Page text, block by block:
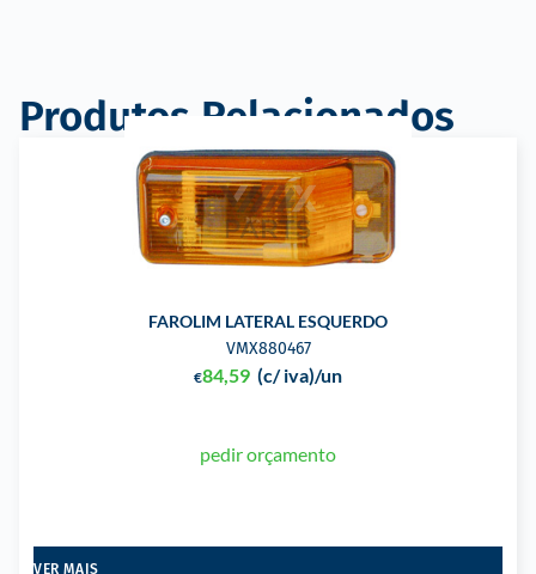
Produtos Relacionados
FAROLIM LATERAL ESQUERDO
VMX880467
€84,59 (c/ iva)/un
pedir orçamento
VER MAIS